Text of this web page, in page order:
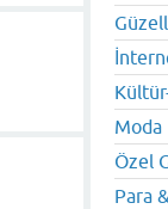
Moda
Özel
Para